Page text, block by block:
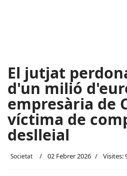
El jutjat
d'un milió
empresària de
víctima de
deslleial
Societat 02 Febrer 2026 Visites: